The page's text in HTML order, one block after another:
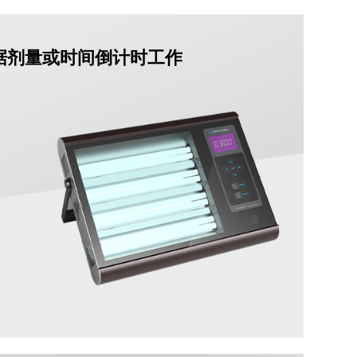
剂量或时间倒计时工作